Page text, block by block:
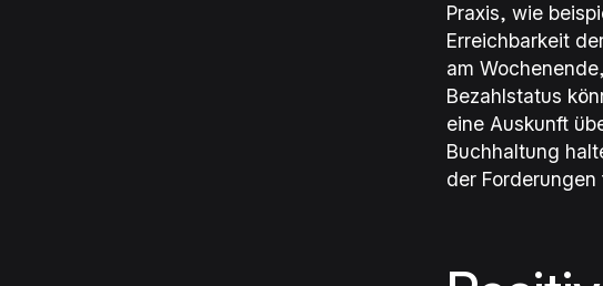
Praxis, wie
Erreichbarkeit
am
Bezahlstatus
eine Auskunft
Buchhaltung
der Forderungen